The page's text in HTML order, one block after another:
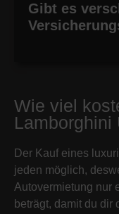
Gibt es
Wie viel
Lamborghini
Der Kauf eines
jeden möglich,
Autovermietung nur
beträgt, damit du dir